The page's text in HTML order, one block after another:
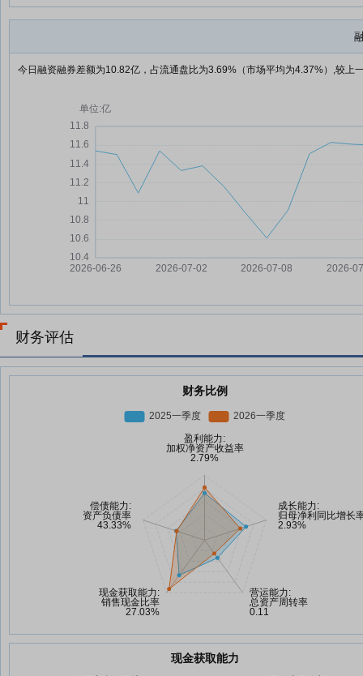
今日融资融券差额为10.82亿，占流通盘比为3.69%（市场平均为4.37%）,较上
财务评估
财务比例
现金获取能力